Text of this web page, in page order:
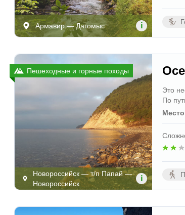
Армавир — Дагомыс i
Новороссийск — т/п Папай —
Новороссийск
i
Пешеходные и горные походы
Это
По